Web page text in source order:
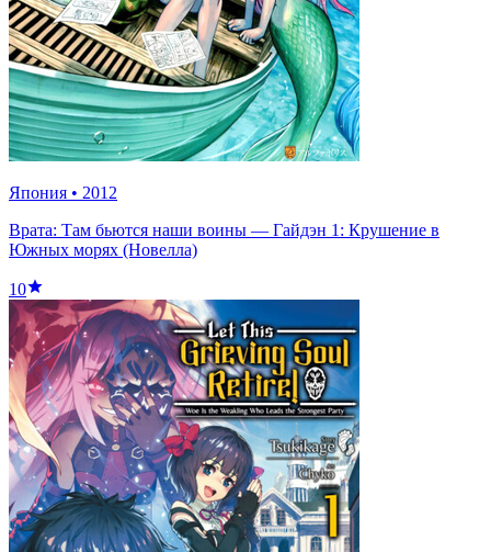
Япония • 2012
Врата: Там бьются наши воины — Гайдэн 1: Крушение в
Южных морях (Новелла)
10